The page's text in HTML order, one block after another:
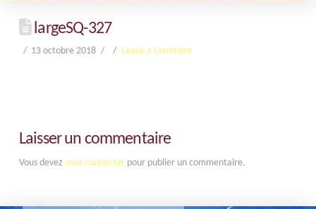
largeSQ-327
13 octobre 2018 Leave a Comment
Laisser un commentaire
Vous devez vous connecterpour publier un commentaire.